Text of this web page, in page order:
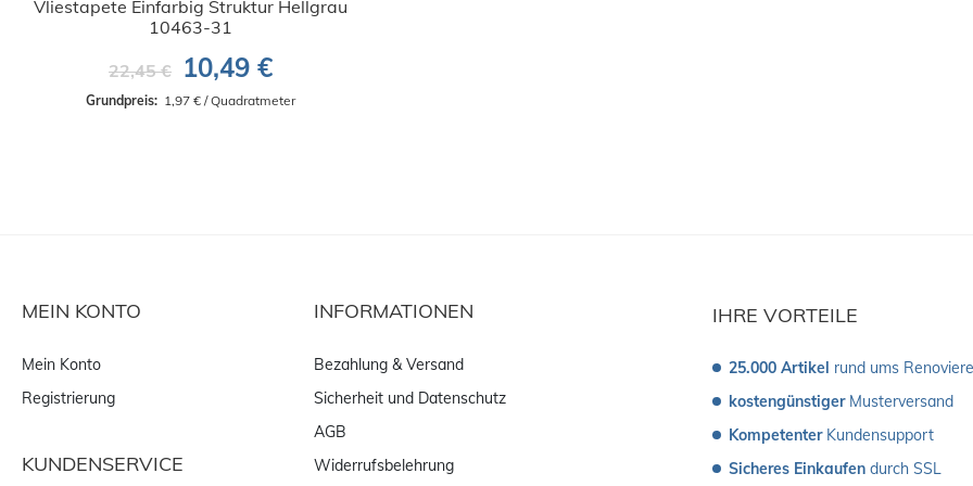
Vliestapete Einfarbig Struktur Hellgrau
10463-31
22,45 € 10,49 €
Grundpreis: 1,97 € / Quadratmeter
IHRE VORTEILE
25.000 Artikel rund ums
kostengünstiger Musterversand
Kompetenter Kundensupport
Sicheres Einkaufen durch SSL
MEIN KONTO
Mein Konto
Registrierung
KUNDENSERVICE
INFORMATIONEN
Bezahlung & Versand
Sicherheit und Datenschutz
AGB
Widerrufsbelehrung